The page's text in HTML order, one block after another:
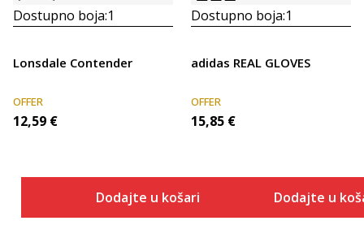
Dostupno boja:1
Lonsdale Contender
OFFER
12,59 €
Dodajte u košaricu
Dostupno boja:1
adidas REAL GLOVES
OFFER
15,85 €
Dodajte u